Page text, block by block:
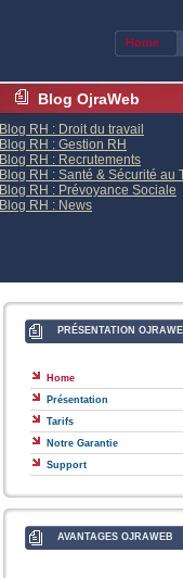
PRÉSENTATION
Home
Présentation
Tarifs
Notre Garantie
Support
AVANTAGES OJRAWEB
Blog OjraWeb
Blog RH : Droit du travail
Blog RH : Gestion RH
Blog RH : Recrutements
Blog RH : Santé & Sécurité au
Blog RH : Prévoyance Sociale
Blog RH : News
Home